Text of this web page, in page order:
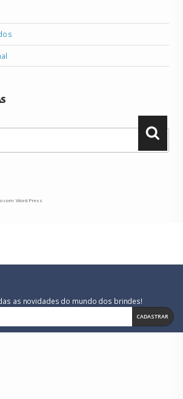
com WordPress
as novidades do mundo dos brindes!
CADASTRAR